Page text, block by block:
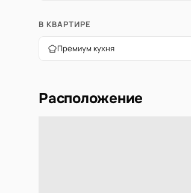
В КВАРТИРЕ
Премиум кухня
Расположение